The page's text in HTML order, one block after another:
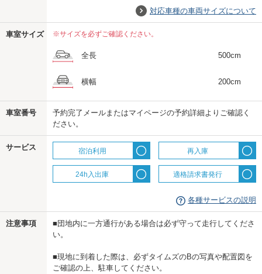
対応車種の車両サイズについて
車室サイズ ※サイズを必ずご確認ください。
全長 500cm
横幅 200cm
車室番号
予約完了メールまたはマイページの予約詳細よりご確認く
ださい。
サービス 宿泊利用 再入庫
24h入出庫 適格請求書発行
各種サービスの説明
注意事項
■団地内に一方通行がある場合は必ず守って走行してくださ
い。
■現地に到着した際は、必ずタイムズのBの写真や配置図を
ご確認の上、駐車してください。